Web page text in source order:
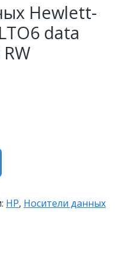
Hewlett-
data
HP, Носители данных